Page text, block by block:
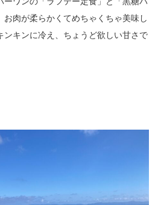
肉が柔らかくてめちゃくちゃ美味し
キンに冷え、ちょうど欲しい甘さで